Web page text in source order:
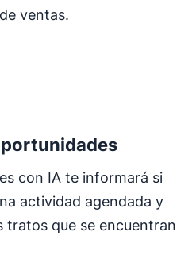
ventas.
con IA te informará si
actividad agendada y
que se encuentran